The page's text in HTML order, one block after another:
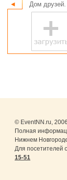
◄ Дом
© EventNN.ru,
Полная
Нижнем
Для посетителей
15-51